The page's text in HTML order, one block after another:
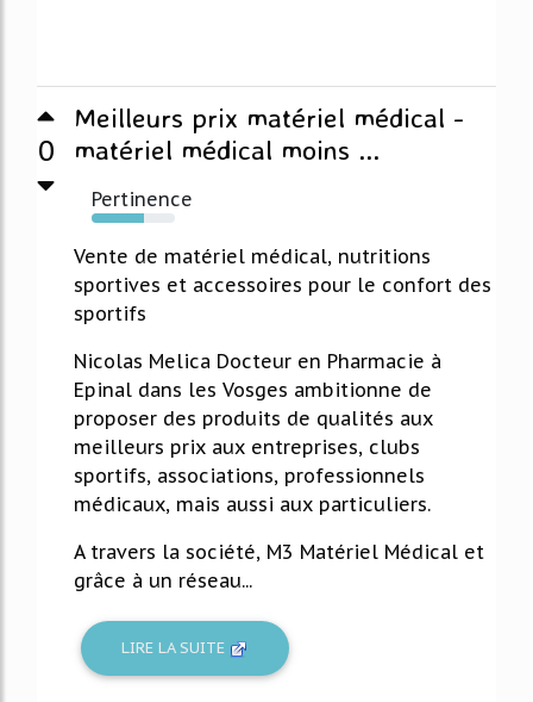
0
Meilleurs prix matériel médical -
matériel médical moins ...
Pertinence
63%
Vente de matériel médical, nutritions
sportives et accessoires pour le confort des
sportifs
Nicolas Melica Docteur en Pharmacie à
Epinal dans les Vosges ambitionne de
proposer des produits de qualités aux
meilleurs prix aux entreprises, clubs
sportifs, associations, professionnels
médicaux, mais aussi aux particuliers.
A travers la société, M3 Matériel Médical et
grâce à un réseau...
LIRE LA SUITE